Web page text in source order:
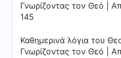
Γνωρίζοντας τον Θεό |
145
Καθημερινά λόγια του
Γνωρίζοντας τον Θεό |